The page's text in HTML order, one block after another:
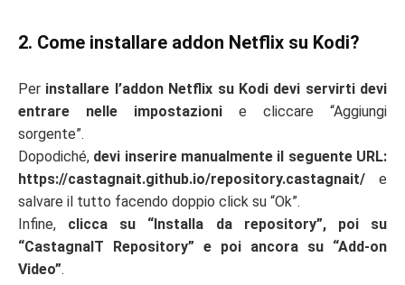
2. Come installare addon Netflix su Kodi?
Per installare l’addon Netflix su Kodi devi servirti devi
entrare nelle impostazioni e cliccare “Aggiungi
sorgente”.
Dopodiché, devi inserire manualmente il seguente URL:
https://castagnait.github.io/repository.castagnait/ e
salvare il tutto facendo doppio click su “Ok”.
Infine, clicca su “Installa da repository”, poi su
“CastagnaIT Repository” e poi ancora su “Add-on
Video”.